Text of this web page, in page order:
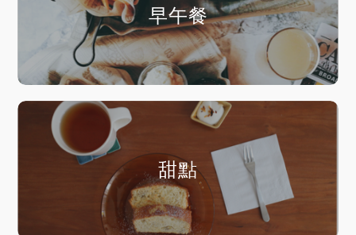
早午餐
甜點